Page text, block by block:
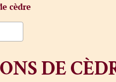
cèdre
DE